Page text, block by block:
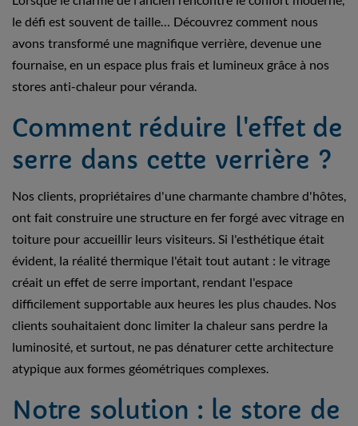
le défi est souvent de taille… Découvrez comment nous
avons transformé une magnifique verrière, devenue une
fournaise, en un espace plus frais et lumineux grâce à nos
stores anti-chaleur pour véranda.
Comment réduire l'effet de
serre dans cette verrière ?
Nos clients, propriétaires d'une charmante chambre d'hôtes,
ont fait construire une structure en fer forgé avec vitrage en
toiture pour accueillir leurs visiteurs. Si l'esthétique était
évident, la réalité thermique l'était tout autant : le vitrage
créait un effet de serre important, rendant l'espace
difficilement supportable aux heures les plus chaudes. Nos
clients souhaitaient donc limiter la chaleur sans perdre la
luminosité, et surtout, ne pas dénaturer cette architecture
atypique aux formes géométriques complexes.
Notre solution : le store de